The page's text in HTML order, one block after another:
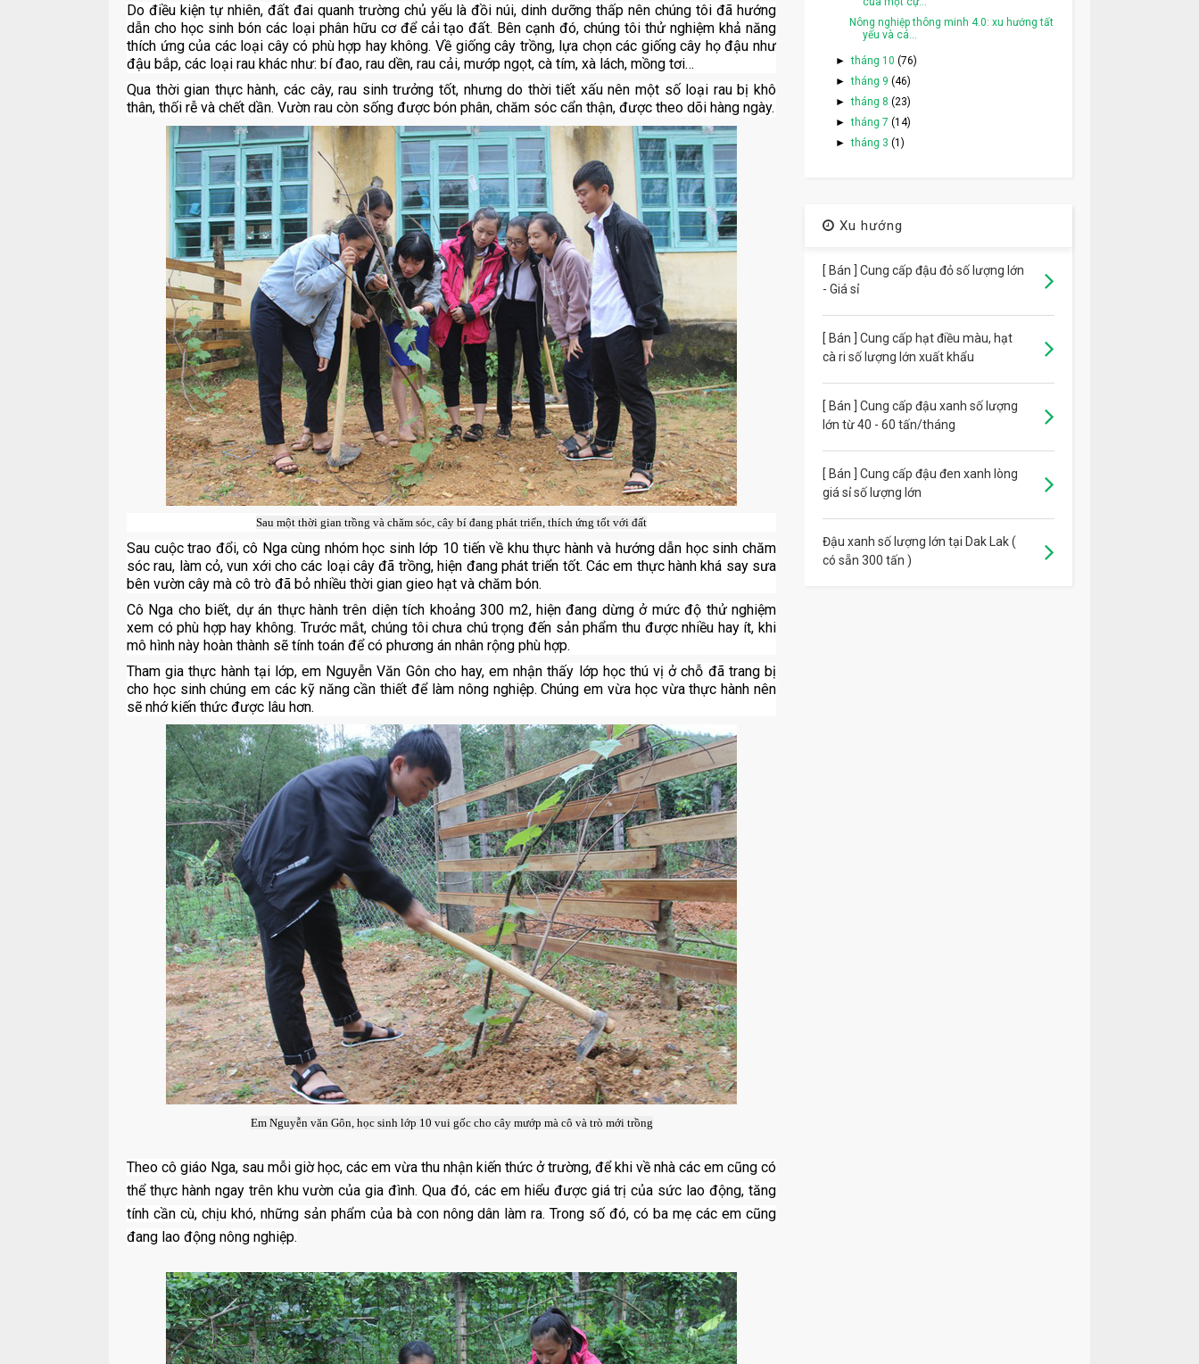
Do điều kiện tự nhiên, đất đai quanh trường chủ yếu là đồi núi, dinh dưỡng thấp nên chúng tôi đã hướng
dẫn cho học sinh bón các loại phân hữu cơ để cải tạo đất. Bên cạnh đó, chúng tôi thử nghiệm khả năng
thích ứng của các loại cây có phù hợp hay không. Về giống cây trồng, lựa chọn các giống cây họ đậu như
đậu bắp, các loại rau khác như: bí đao, rau dền, rau cải, mướp ngọt, cà tím, xà lách, mồng tơi…
Qua thời gian thực hành, các cây, rau sinh trưởng tốt, nhưng do thời tiết xấu nên một số loại rau bị khô
thân, thối rễ và chết dần. Vườn rau còn sống được bón phân, chăm sóc cẩn thận, được theo dõi hàng ngày.
Sau một thời gian trồng và chăm sóc, cây bí đang phát triển, thích ứng tốt với đất
Sau cuộc trao đổi, cô Nga cùng nhóm học sinh lớp 10 tiến về khu thực hành và hướng dẫn học sinh chăm
sóc rau, làm cỏ, vun xới cho các loại cây đã trồng, hiện đang phát triển tốt. Các em thực hành khá say sưa
bên vườn cây mà cô trò đã bỏ nhiều thời gian gieo hạt và chăm bón.
Cô Nga cho biết, dự án thực hành trên diện tích khoảng 300 m2, hiện đang dừng ở mức độ thử nghiệm
xem có phù hợp hay không. Trước mắt, chúng tôi chưa chú trọng đến sản phẩm thu được nhiều hay ít, khi
mô hình này hoàn thành sẽ tính toán để có phương án nhân rộng phù hợp.
Tham gia thực hành tại lớp, em Nguyễn Văn Gôn cho hay, em nhận thấy lớp học thú vị ở chỗ đã trang bị
cho học sinh chúng em các kỹ năng cần thiết để làm nông nghiệp. Chúng em vừa học vừa thực hành nên
sẽ nhớ kiến thức được lâu hơn.
Em Nguyễn văn Gôn, học sinh lớp 10 vui gốc cho cây mướp mà cô và trò mới trồng
Theo cô giáo Nga, sau mỗi giờ học, các em vừa thu nhận kiến thức ở trường, để khi về nhà các em cũng có
thể thực hành ngay trên khu vườn của gia đình. Qua đó, các em hiểu được giá trị của sức lao động, tăng
tính cần cù, chịu khó, những sản phẩm của bà con nông dân làm ra. Trong số đó, có ba mẹ các em cũng
đang lao động nông nghiệp.
Nông nghiệp thông minh 4.0: xu hướng tất
yếu và cá...
►tháng 10(76)
►tháng 9(46)
►tháng 8(23)
►tháng 7(14)
►tháng 3(1)
Xu hướng
[ Bán ] Cung cấp đậu đỏ số lượng lớn
- Giá sỉ
[ Bán ] Cung cấp hạt điều màu, hạt
cà ri số lượng lớn xuất khẩu
[ Bán ] Cung cấp đậu xanh số lượng
lớn từ 40 - 60 tấn/tháng
[ Bán ] Cung cấp đậu đen xanh lòng
giá sỉ số lượng lớn
Đậu xanh số lượng lớn tại Dak Lak (
có sẵn 300 tấn )